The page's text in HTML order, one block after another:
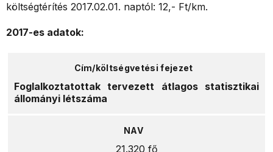
költségtérítés 2017.02.01. naptól: 12,- Ft/km.
2017-es adatok:
Foglalkoztatottak tervezett átlagos statisztikai
állományi létszáma
21.320 fő